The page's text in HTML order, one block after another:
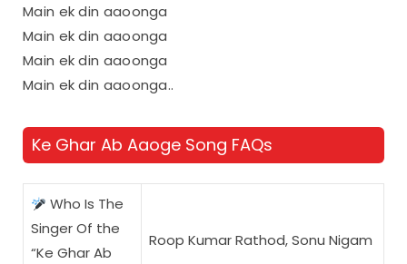
Main ek din aaoonga
Main ek din aaoonga
Main ek din aaoonga
Main ek din aaoonga..
Ke Ghar Ab Aaoge Song FAQs
Who Is The
Singer Of the
“Ke Ghar Ab
Roop Kumar Rathod, Sonu Nigam